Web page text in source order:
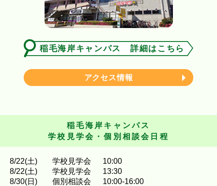
稲毛海岸キャンパス 詳細はこちら
アクセス情報
稲毛海岸キャンパス
学校見学会・個別相談会日程
8/22(土) 学校見学会
10:00
8/22(土) 学校見学会
13:30
8/30(日) 個別相談会
10:00-16:00